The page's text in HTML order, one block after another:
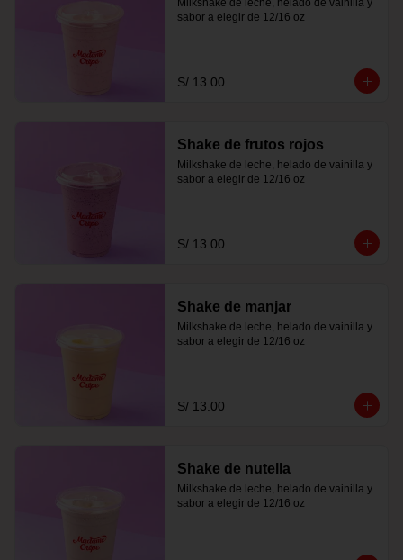
Milkshake de leche, helado de vainilla y
sabor a elegir de 12/16 oz
S/ 13.00
Shake de frutos rojos
Milkshake de leche, helado de vainilla y
sabor a elegir de 12/16 oz
S/ 13.00
Shake de manjar
Milkshake de leche, helado de vainilla y
sabor a elegir de 12/16 oz
S/ 13.00
Shake de nutella
Milkshake de leche, helado de vainilla y
sabor a elegir de 12/16 oz